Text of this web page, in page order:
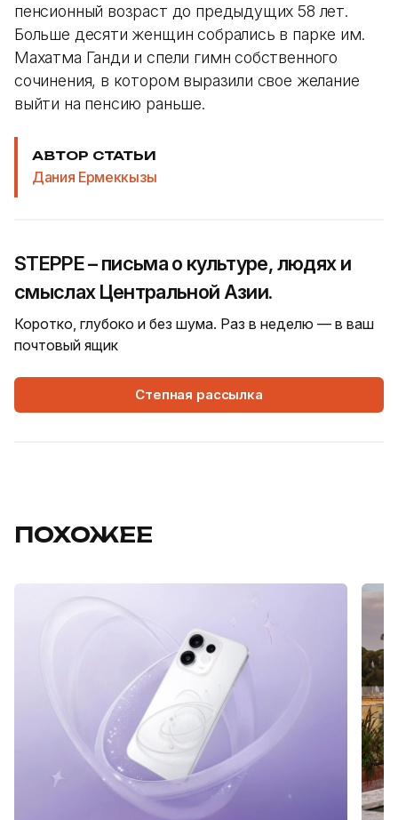
пенсионный возраст до предыдущих 58 лет.
Больше десяти женщин собрались в парке им.
Махатма Ганди и спели гимн собственного
сочинения, в котором выразили свое желание
выйти на пенсию раньше.
АВТОР СТАТЬИ
Дания Ермеккызы
STEPPE – письма о культуре, людях и
смыслах Центральной Азии.
Коротко, глубоко и без шума. Раз в неделю — в ваш
почтовый ящик
Степная рассылка
ПОХОЖЕЕ